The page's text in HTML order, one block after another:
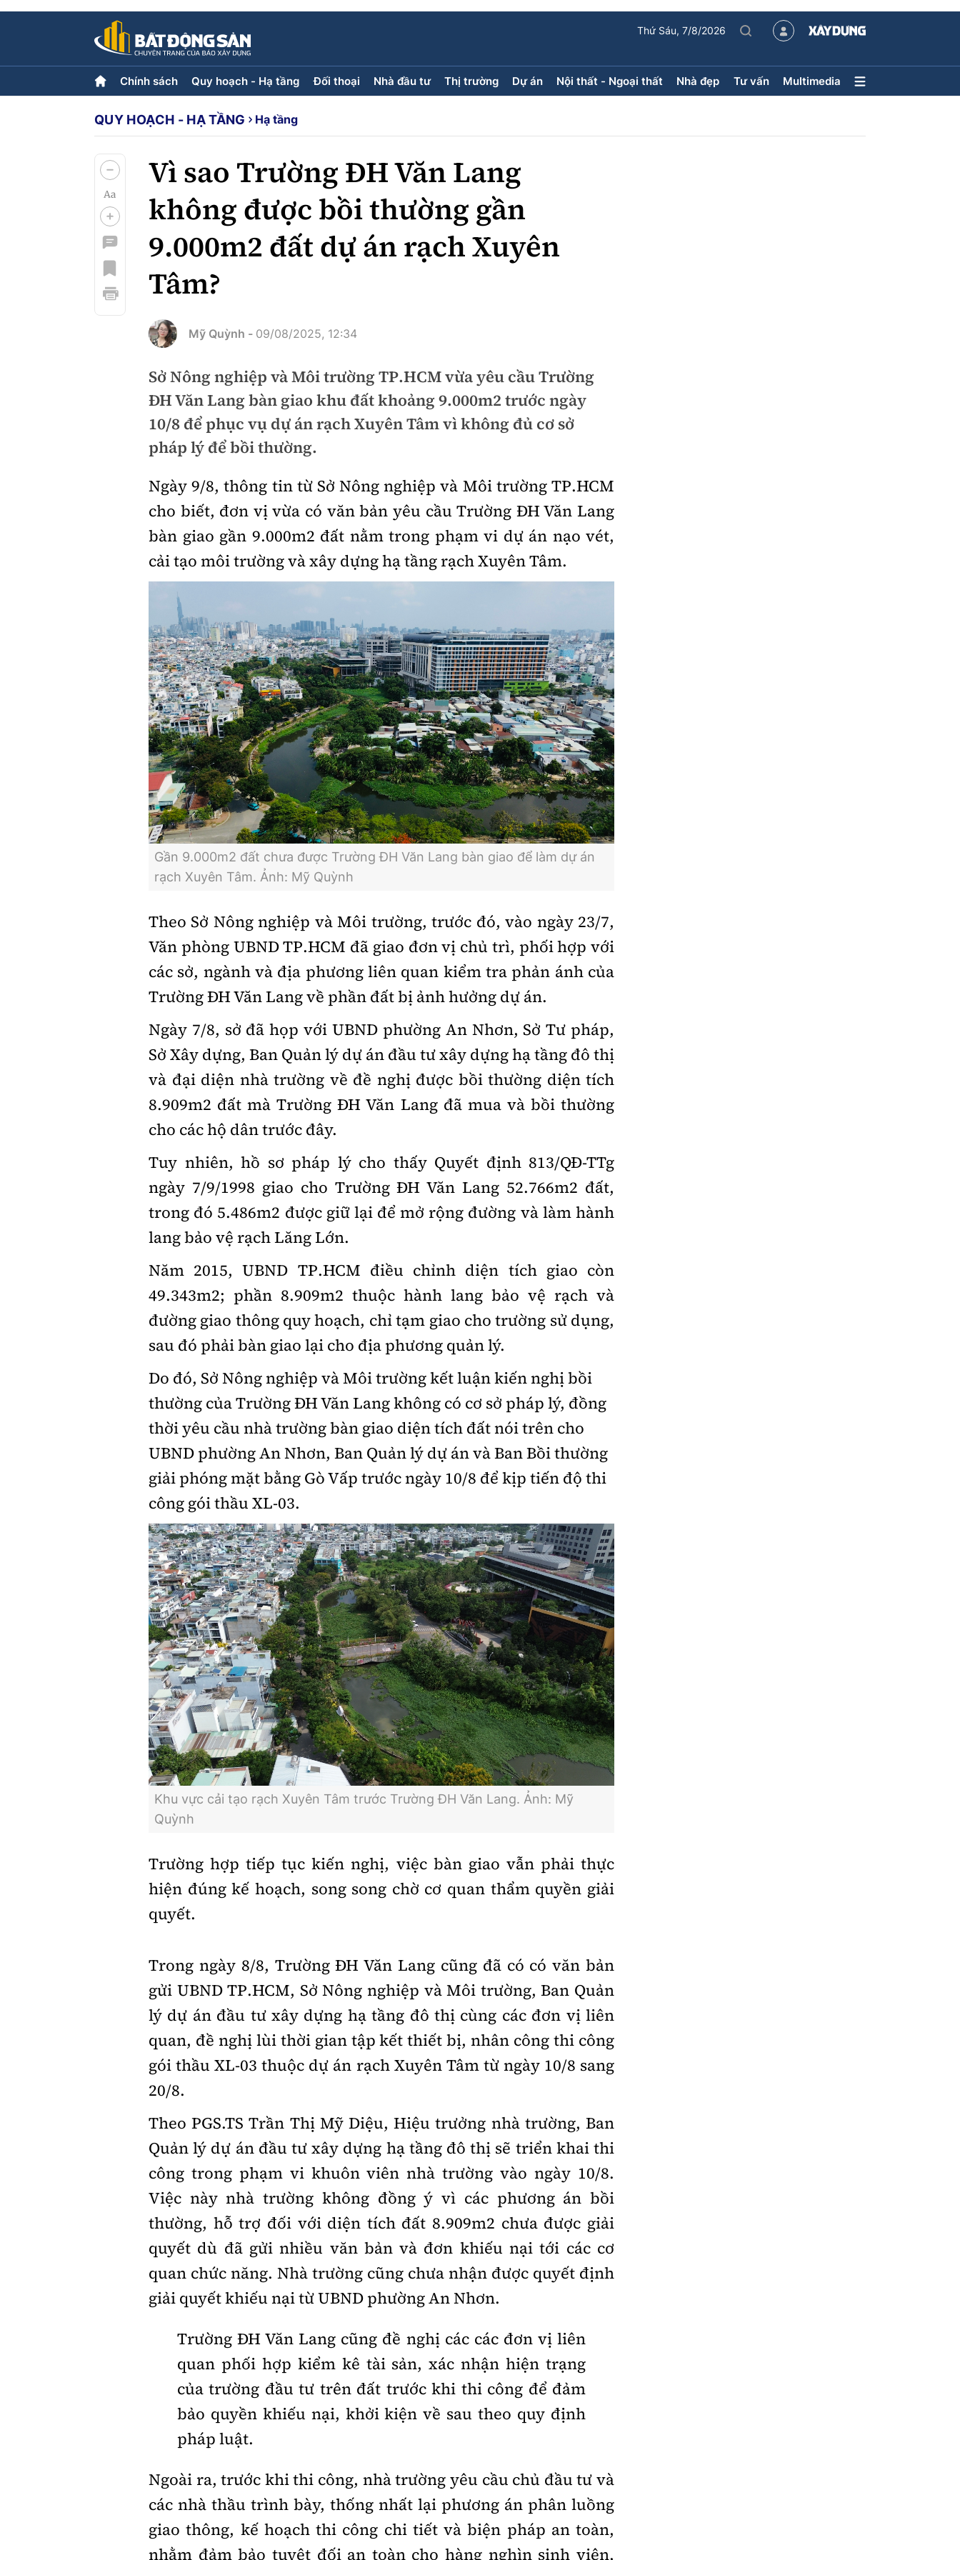
Thứ Sáu, 7/8/2026
Chính sách Quy hoạch - Hạ tầng Đối thoại Nhà đầu tư Thị trường Dự án Nội thất - Ngoại thất Nhà đẹp Tư vấn Multimedia
Chính sách
Quy hoạch - Hạ tầng
Giới thiệu dự án
Góp ý phản ảnh
Multimedia
Video
Emagazine
QUY HOẠCH - HẠ TẦNG Hạ tầng
Vì sao Trường ĐH Văn Lang
không được bồi thường gần
9.000m2 đất dự án rạch Xuyên
Tâm?
Mỹ Quỳnh - 09/08/2025, 12:34
Sở Nông nghiệp và Môi trường TP.HCM vừa yêu cầu Trường
ĐH Văn Lang bàn giao khu đất khoảng 9.000m2 trước ngày
10/8 để phục vụ dự án rạch Xuyên Tâm vì không đủ cơ sở
pháp lý để bồi thường.
Ngày 9/8, thông tin từ Sở Nông nghiệp và Môi trường TP.HCM
cho biết, đơn vị vừa có văn bản yêu cầu Trường ĐH Văn Lang
bàn giao gần 9.000m2 đất nằm trong phạm vi dự án nạo vét,
cải tạo môi trường và xây dựng hạ tầng rạch Xuyên Tâm.
Gần 9.000m2 đất chưa được Trường ĐH Văn Lang bàn giao để làm dự án
rạch Xuyên Tâm. Ảnh: Mỹ Quỳnh
Theo Sở Nông nghiệp và Môi trường, trước đó, vào ngày 23/7,
Văn phòng UBNDTP.HCM đã giao đơn vị chủ trì, phối hợp với
các sở, ngành và địa phương liên quan kiểm tra phản ánh của
TrườngĐHVăn Lang về phần đất bị ảnh hưởng dự án.
Ngày 7/8, sở đã họp với UBND phường An Nhơn, Sở Tư pháp,
Sở Xây dựng, Ban Quản lý dự án đầu tư xây dựng hạ tầng đô thị
và đại diện nhà trường về đề nghị được bồi thường diện tích
8.909m2 đất mà TrườngĐH Văn Lang đã mua và bồi thường
cho các hộ dân trước đây.
Tuy nhiên, hồ sơ pháp lý cho thấy Quyết định 813/QĐ-TTg
ngày 7/9/1998 giao cho TrườngĐH Văn Lang 52.766m2 đất,
trong đó 5.486m2 được giữ lại để mở rộng đường và làm hành
lang bảo vệ rạch Lăng Lớn.
Năm 2015, UBND TP.HCM điều chỉnh diện tích giao còn
49.343m2; phần 8.909m2 thuộc hành lang bảo vệ rạch và
đường giao thông quy hoạch, chỉ tạm giao cho trường sử dụng,
sau đó phải bàn giao lại cho địa phương quản lý.
Do đó, Sở Nông nghiệp và Môi trường kết luận kiến nghị bồi
thường của TrườngĐHVăn Lang không có cơ sở pháp lý, đồng
thời yêu cầu nhà trường bàn giao diện tích đất nói trên cho
UBND phường An Nhơn, Ban Quản lý dự án và Ban Bồi thường
giải phóng mặt bằng Gò Vấp trước ngày 10/8 để kịp tiến độ thi
công gói thầu XL-03.
Khu vực cải tạo rạch Xuyên Tâm trước Trường ĐH Văn Lang. Ảnh: Mỹ
Quỳnh
Trường hợp tiếp tục kiến nghị, việc bàn giao vẫn phải thực
hiện đúng kế hoạch, song song chờ cơ quan thẩm quyền giải
quyết.
Trong ngày 8/8, TrườngĐH Văn Lang cũng đã có có văn bản
gửi UBND TP.HCM, Sở Nông nghiệp và Môi trường, Ban Quản
lý dự án đầu tư xây dựng hạ tầng đô thị cùng các đơn vị liên
quan, đề nghị lùi thời gian tập kết thiết bị, nhân công thi công
gói thầu XL-03 thuộc dự án rạch Xuyên Tâm từ ngày 10/8 sang
20/8.
Theo PGS.TS Trần Thị Mỹ Diệu, Hiệu trưởng nhà trường, Ban
Quản lý dự án đầu tư xây dựng hạ tầng đô thị sẽ triển khai thi
công trong phạm vi khuôn viên nhà trường vào ngày 10/8.
Việc này nhà trường không đồng ý vì các phương án bồi
thường, hỗ trợ đối với diện tích đất 8.909m2 chưa được giải
quyết dù đã gửi nhiều văn bản và đơn khiếu nại tới các cơ
quan chức năng. Nhà trường cũng chưa nhận được quyết định
giải quyết khiếu nại từ UBND phường An Nhơn.
Trường ĐH Văn Lang cũng đề nghị các các đơn vị liên
quan phối hợp kiểm kê tài sản, xác nhận hiện trạng
của trường đầu tư trên đất trước khi thi công để đảm
bảo quyền khiếu nại, khởi kiện về sau theo quy định
pháp luật.
Ngoài ra, trước khi thi công, nhà trường yêu cầu chủ đầu tư và
các nhà thầu trình bày, thống nhất lại phương án phân luồng
giao thông, kế hoạch thi công chi tiết và biện pháp an toàn,
nhằm đảm bảo tuyệt đối an toàn cho hàng nghìn sinh viên,